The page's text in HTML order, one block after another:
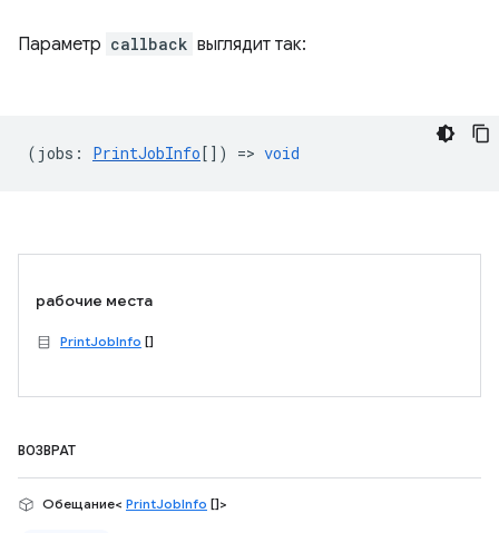
Параметр callback выглядит так:
( jobs : PrintJobInfo[]) => void
рабочие места
PrintJobInfo []
ВОЗВРАТ
Обещание< PrintJobInfo []>